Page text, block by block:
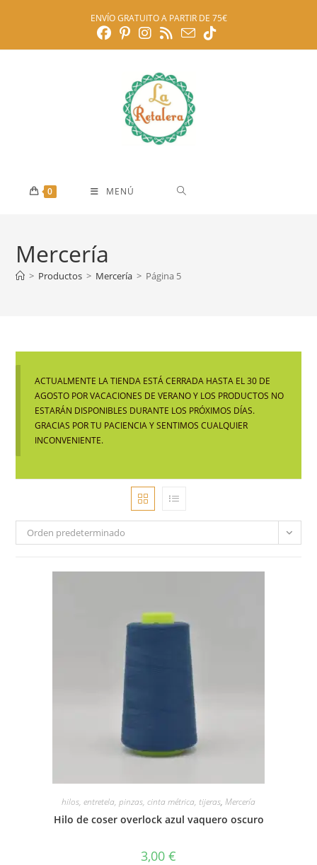
ENVÍO GRATUITO A PARTIR DE 75€
0 MENÚ
Mercería
> Productos > Mercería > Página 5
ACTUALMENTE LA TIENDA ESTÁ CERRADA HASTA EL 30 DE
AGOSTO POR VACACIONES DE VERANO Y LOS PRODUCTOS NO
ESTARÁN DISPONIBLES DURANTE LOS PRÓXIMOS DÍAS.
GRACIAS POR TU PACIENCIA Y SENTIMOS CUALQUIER
INCONVENIENTE.
Orden predeterminado
hilos, entretela, pinzas, cinta métrica, tijeras, Mercería
Hilo de coser overlock azul vaquero oscuro
3,00 €